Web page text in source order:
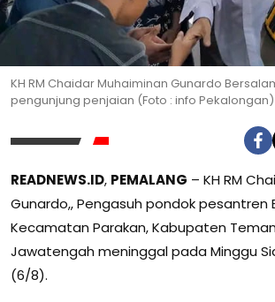
KH RM Chaidar Muhaiminan Gunardo
pengunjung penjaian (Foto : info Pekalongan)
READNEWS.ID, PEMALANG – KH RM
Gunardo,, Pengasuh pondok pesantren
Kecamatan Parakan, Kabupaten
Jawatengah meninggal pada Minggu
(6/8).